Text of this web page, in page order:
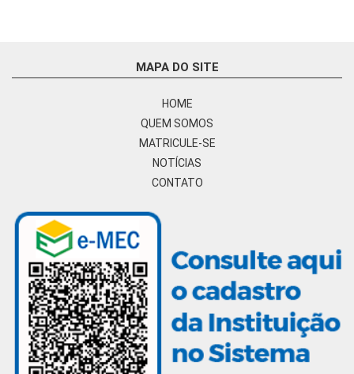
MAPA DO SITE
HOME
QUEM SOMOS
MATRICULE-SE
NOTÍCIAS
CONTATO